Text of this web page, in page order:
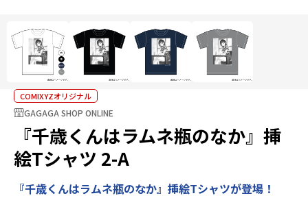
COMIXYZオリジナル
GAGAGA SHOP ONLINE
『千歳くんはラムネ瓶のなか』挿
絵Tシャツ 2-A
『千歳くんはラムネ瓶のなか』挿絵Tシャツが登場！